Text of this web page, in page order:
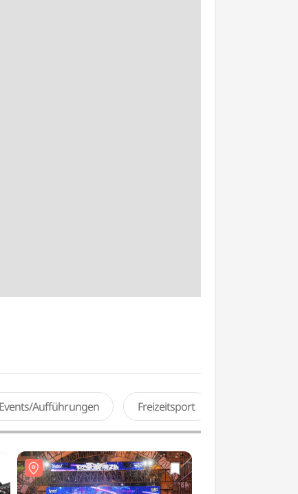
Aufführungen Freizeitsport